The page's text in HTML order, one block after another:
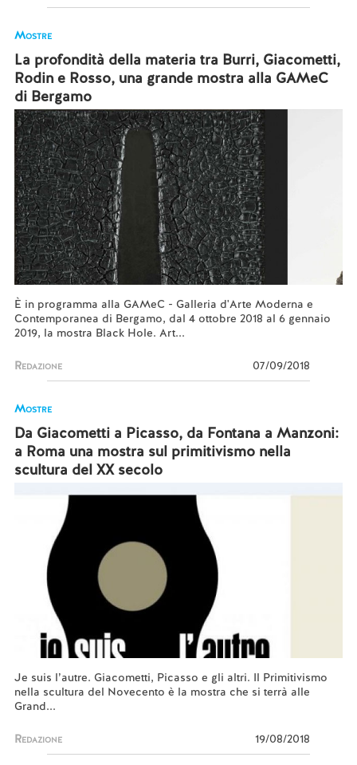
Mostre
La profondità della materia tra Burri, Giacometti,
Rodin e Rosso, una grande mostra alla GAMeC
di Bergamo
È in programma alla GAMeC - Galleria d'Arte Moderna e
Contemporanea di Bergamo, dal 4 ottobre 2018 al 6 gennaio
2019, la mostra Black Hole. Art...
Redazione 07/09/2018
Mostre
Da Giacometti a Picasso, da Fontana a Manzoni:
a Roma una mostra sul primitivismo nella
scultura del XX secolo
Je suis l’autre. Giacometti, Picasso e gli altri. Il Primitivismo
nella scultura del Novecento è la mostra che si terrà alle
Grand...
Redazione 19/08/2018